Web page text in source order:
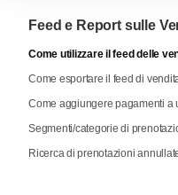
Feed e Report sulle
Come utilizzare il feed delle
Come esportare il feed di
Come aggiungere pagamenti a
Segmenti/categorie di
Ricerca di prenotazioni